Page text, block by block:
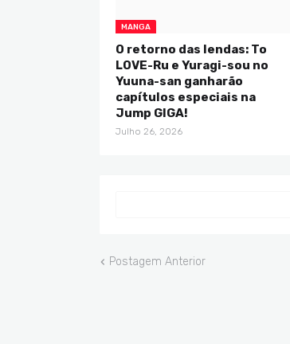
MANGA
O retorno das lendas: To
LOVE-Ru e Yuragi-sou no
Yuuna-san ganharão
capítulos especiais na
Jump GIGA!
Julho 26, 2026
Postagem Anterior